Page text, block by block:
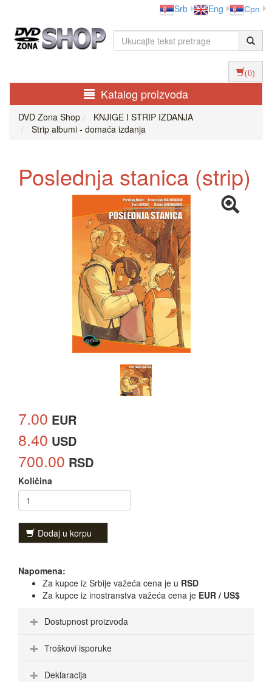
Srb Eng Срп
(0)
Katalog proizvoda
DVD Zona Shop
KNJIGE I STRIP IZDANJA
Strip albumi - domaća izdanja
Poslednja stanica (strip)
7.00 EUR
8.40 USD
700.00 RSD
Količina
Dodaj u korpu
Napomena:
Za kupce iz Srbije važeća cena je u RSD
Za kupce iz inostranstva važeća cena je EUR / US$
Dostupnost proizvoda
Troškovi isporuke
Deklaracija